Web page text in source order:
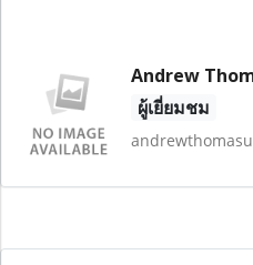
Andrew
ผู้เยี่ยมชม